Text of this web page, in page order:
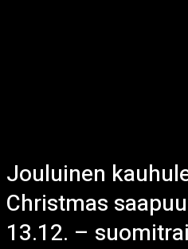
Jouluinen
Christmas
13.12. –